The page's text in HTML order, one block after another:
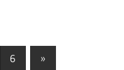
6
Nächste
»